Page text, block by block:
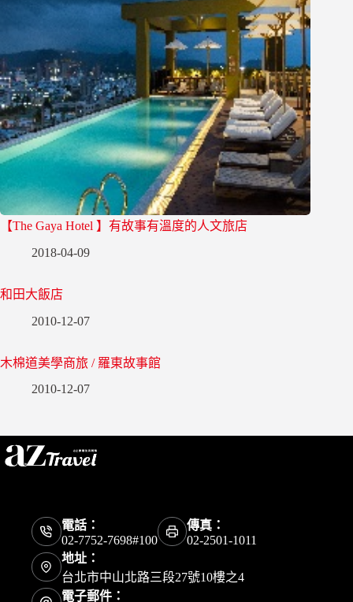
【The Gaya Hotel 】有故事有溫度的人文旅店
2018-04-09
和田大飯店
2010-12-07
木棉道美學商旅 / 羅東故事館
2010-12-07
電話：
02-7752-7698#100
傳真：
02-2501-1011
地址：
台北市中山北路三段27號10樓之4
電子郵件：